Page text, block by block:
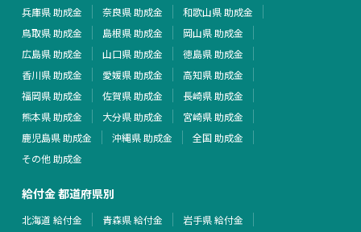
兵庫県 助成金
奈良県 助成金
和歌山県 助成金
鳥取県 助成金
島根県 助成金
岡山県 助成金
広島県 助成金
山口県 助成金
徳島県 助成金
香川県 助成金
愛媛県 助成金
高知県 助成金
福岡県 助成金
佐賀県 助成金
長崎県 助成金
熊本県 助成金
大分県 助成金
宮崎県 助成金
鹿児島県 助成金
沖縄県 助成金
全国 助成金
その他 助成金
給付金 都道府県別
北海道 給付金 青森県 給付金
岩手県 給付金